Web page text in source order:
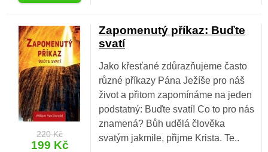
220 Kč
199 Kč
Zapomenutý příkaz: Buďte
svatí
Jako křesťané zdůrazňujeme často
různé příkazy Pána Ježíše pro náš
život a přitom zapomínáme na jeden
podstatný: Buďte svatí! Co to pro nás
znamená? Bůh udělá člověka
svatým jakmile, přijme Krista. Te..